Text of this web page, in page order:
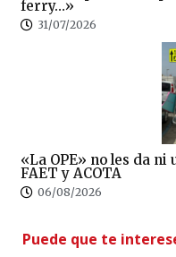
ferry…»
31/07/2026
«La OPE» no les da
FAET y ACOTA
06/08/2026
Puede que te